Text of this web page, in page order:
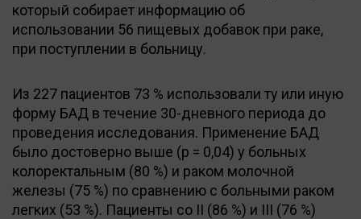
который собирает информацию об
использовании 56 пищевых добавок при раке,
при поступлении в больницу.
Из 227 пациентов 73 % использовали ту или иную
форму БАД в течение 30-дневного периода до
проведения исследования. Применение БАД
было достоверно выше (р = 0,04) у больных
колоректальным (80 %) и раком молочной
железы (75 %) по сравнению с больными раком
легких (53 %). Пациенты со II (86 %) и III (76 %)